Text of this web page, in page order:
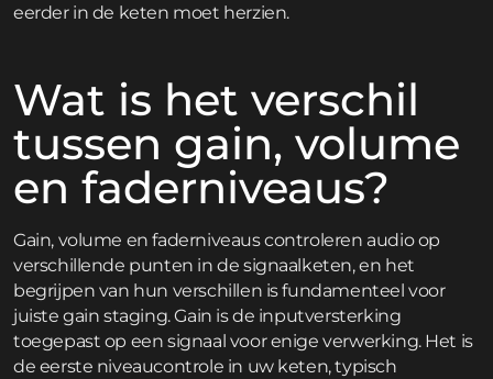
eerder in de keten moet herzien.
Wat is het verschil
tussen gain, volume
en faderniveaus?
Gain, volume en faderniveaus controleren audio op
verschillende punten in de signaalketen, en het
begrijpen van hun verschillen is fundamenteel voor
juiste gain staging. Gain is de inputversterking
toegepast op een signaal voor enige verwerking. Het is
de eerste niveaucontrole in uw keten, typisch